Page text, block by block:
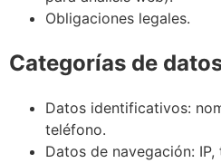
Obligaciones legales.
Categorías de
Datos identificativos:
teléfono.
Datos de navegación: